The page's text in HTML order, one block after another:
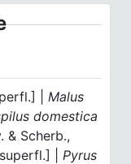
|Malus
domestica
& Scherb.,
superfl.] |Pyrus